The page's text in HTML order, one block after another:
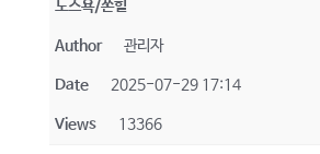
노스욕/쏜힐
Author 관리자
Date 2025-07-29 17:14
Views 13366